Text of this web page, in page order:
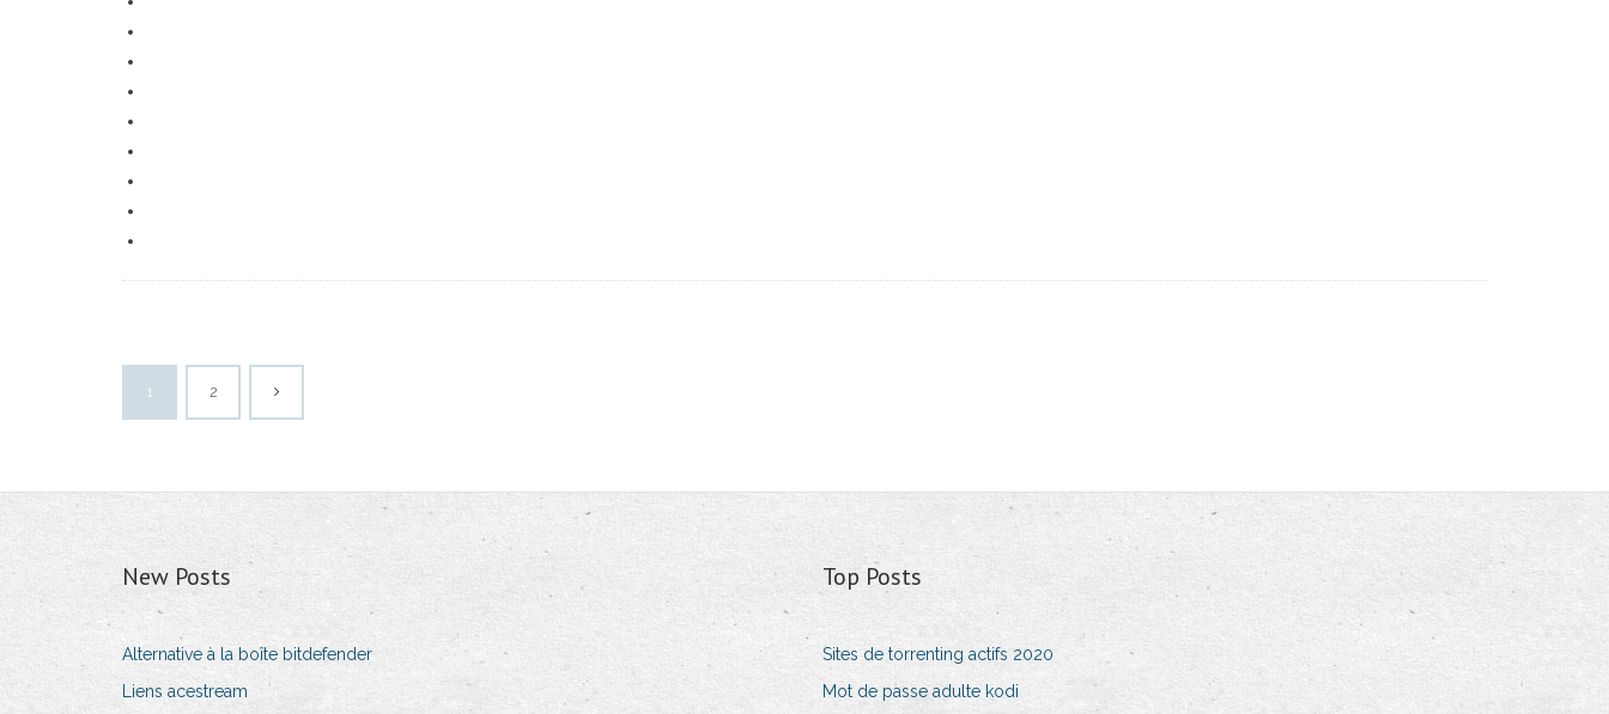
1 2
New Posts
Alternative à la boîte bitdefender
Liens acestream
Top Posts
Sites de torrenting actifs 2020
Mot de passe adulte kodi